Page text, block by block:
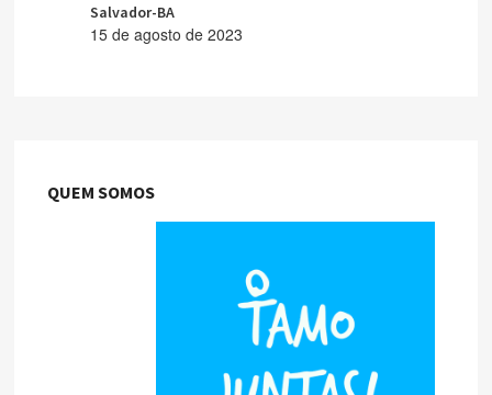
Salvador-BA
15 de agosto de 2023
QUEM SOMOS